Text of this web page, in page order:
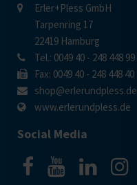
Erler+Pless GmbH
Tarpenring 17
22419 Hamburg
Tel.: 0049 40 - 248 448 99
Fax: 0049 40 - 248 448 40
shop@erlerundpless.de
www.erlerundpless.de
Social Media